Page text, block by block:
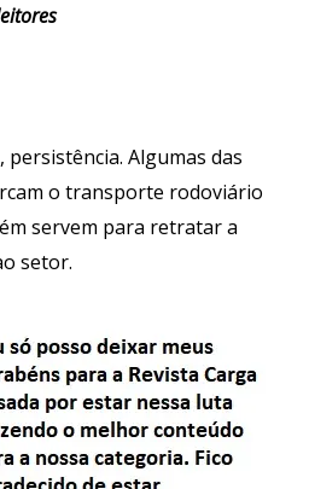
persistência. Algumas das
o transporte rodoviário
servem para retratar a
setor.